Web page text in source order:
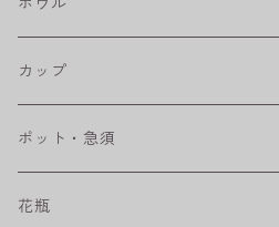
RONDE
ベベルボウル
プリーツ
丸皿
長皿
角皿
大鉢
中鉢
小鉢
カップ
カップ
マグカップ
ポット・急須
花瓶